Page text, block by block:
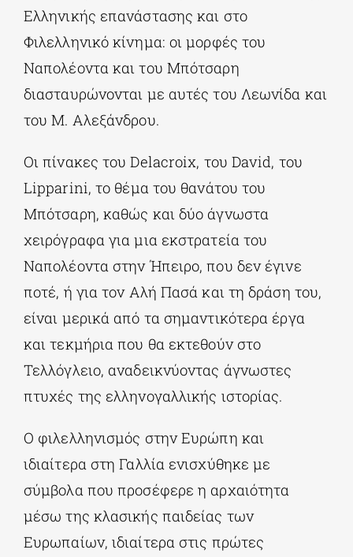
Ελληνικής επανάστασης και στο
Φιλελληνικό κίνημα: οι μορφές του
Ναπολέοντα και του Μπότσαρη
διασταυρώνονται με αυτές του Λεωνίδα και
του Μ. Αλεξάνδρου.
Οι πίνακες του Delacroix, του David, του
Lipparini, το θέμα του θανάτου του
Μπότσαρη, καθώς και δύο άγνωστα
χειρόγραφα για μια εκστρατεία του
Ναπολέοντα στην Ήπειρο, που δεν έγινε
ποτέ, ή για τον Αλή Πασά και τη δράση του,
είναι μερικά από τα σημαντικότερα έργα
και τεκμήρια που θα εκτεθούν στο
Τελλόγλειο, αναδεικνύοντας άγνωστες
πτυχές της ελληνογαλλικής ιστορίας.
Ο φιλελληνισμός στην Ευρώπη και
ιδιαίτερα στη Γαλλία ενισχύθηκε με
σύμβολα που προσέφερε η αρχαιότητα
μέσω της κλασικής παιδείας των
Ευρωπαίων, ιδιαίτερα στις πρώτες